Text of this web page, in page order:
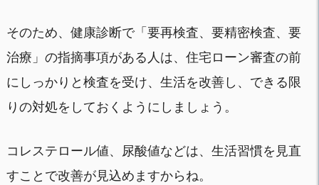
そのため、健康診断で「要再検査、要精密検査、要
治療」の指摘事項がある人は、住宅ローン審査の前
にしっかりと検査を受け、生活を改善し、できる限
りの対処をしておくようにしましょう。
コレステロール値、尿酸値などは、生活習慣を見直
すことで改善が見込めますからね。